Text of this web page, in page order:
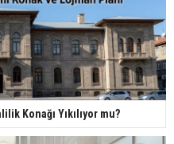
Konağı Yıkılıyor mu?